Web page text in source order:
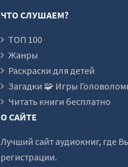
ЧТО СЛУШАЕМ?
ТОП 100
Жанры
Раскраски для детей
Загадки 🧩 Игры
Читать книги бесплатно
О САЙТЕ
Лучший сайт аудиокниг, где
регистрации.